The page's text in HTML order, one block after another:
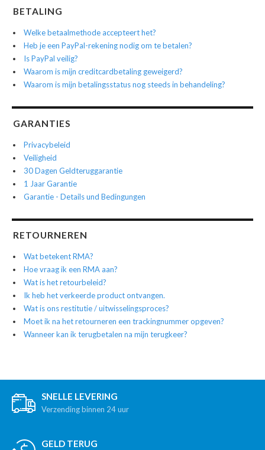
BETALING
Welke betaalmethode accepteert het?
Heb je een PayPal-rekening nodig om te betalen?
Is PayPal veilig?
Waarom is mijn creditcardbetaling geweigerd?
Waarom is mijn betalingsstatus nog steeds in behandeling?
GARANTIES
Privacybeleid
Veiligheid
30 Dagen Geldteruggarantie
1 Jaar Garantie
Garantie - Details und Bedingungen
RETOURNEREN
Wat betekent RMA?
Hoe vraag ik een RMA aan?
Wat is het retourbeleid?
Ik heb het verkeerde product ontvangen.
Wat is ons restitutie / uitwisselingsproces?
Moet ik na het retourneren een trackingnummer opgeven?
Wanneer kan ik terugbetalen na mijn terugkeer?
SNELLE LEVERING
Verzending binnen 24 uur
GELD TERUG